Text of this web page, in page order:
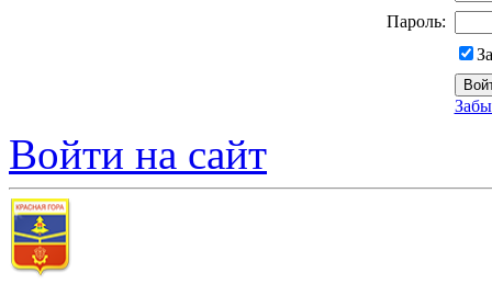
Пароль:
Войти на сайт